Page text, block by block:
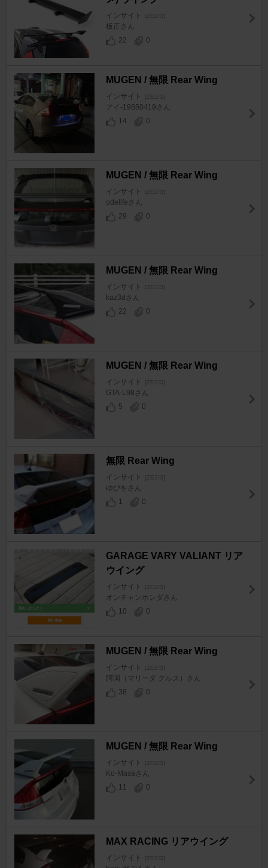
インサイト
板正さん
22
0
MUGEN / 無限 Rear Wing
インサイト
アイ-19850419さん
14
0
MUGEN / 無限 Rear Wing
インサイト
odelifeさん
29
0
MUGEN / 無限 Rear Wing
インサイト
kaz3dさん
22
0
MUGEN / 無限 Rear Wing
インサイト
GTA-L98さん
5
0
無限 Rear Wing
インサイト
ゆぴをさん
1
0
GARAGE VARY VALIANT リア
ウイング
インサイト
オンチャンホンダさん
10
0
MUGEN / 無限 Rear Wing
インサイト
阿国（マリーダ クルス）さん
38
0
MUGEN / 無限 Rear Wing
インサイト
Ko-Masaさん
11
0
MAX RACING リアウイング
インサイト